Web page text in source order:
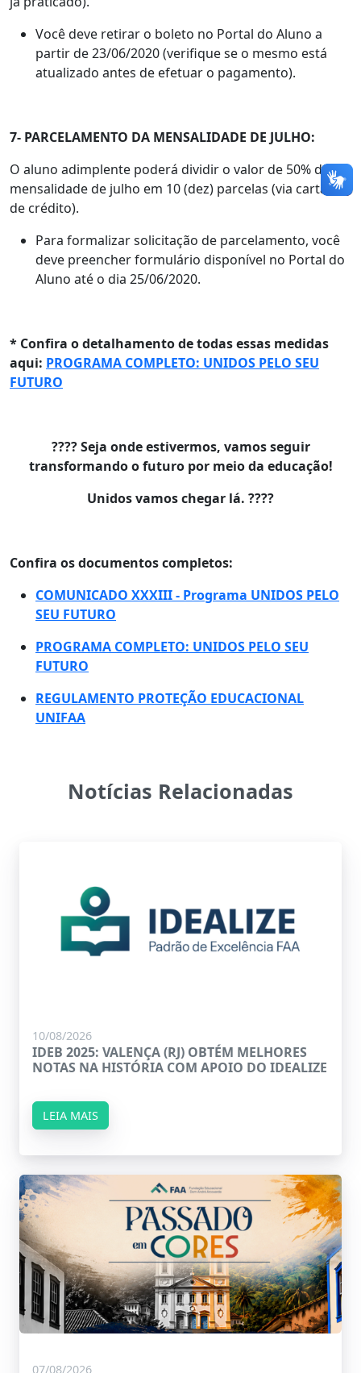
Você deve retirar o boleto no Portal do Aluno a
partir de 23/06/2020 (verifique se o mesmo está
atualizado antes de efetuar o pagamento).
7- PARCELAMENTO DA MENSALIDADE DE JULHO:
O aluno adimplente poderá dividir o valor de 50% da
mensalidade de julho em 10 (dez) parcelas (via cartão
de crédito).
Para formalizar solicitação de parcelamento, você
deve preencher formulário disponível no Portal do
Aluno até o dia 25/06/2020.
* Confira o detalhamento de todas essas medidas
aqui: PROGRAMA COMPLETO: UNIDOS PELO SEU
FUTURO
???? Seja onde estivermos, vamos seguir
transformando o futuro por meio da educação!
Unidos vamos chegar lá. ????
Confira os documentos completos:
COMUNICADO XXXIII - Programa UNIDOS PELO
SEU FUTURO
PROGRAMA COMPLETO: UNIDOS PELO SEU
FUTURO
REGULAMENTO PROTEÇÃO EDUCACIONAL
UNIFAA
Notícias Relacionadas
10/08/2026
IDEB 2025: VALENÇA (RJ) OBTÉM MELHORES
NOTAS NA HISTÓRIA COM APOIO DO IDEALIZE
LEIA MAIS
07/08/2026